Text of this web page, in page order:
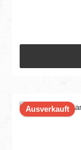
Ausverkauft